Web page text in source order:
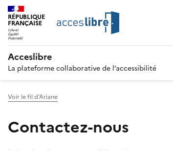
RÉPUBLIQUE
FRANÇAISE
Acceslibre
La plateforme collaborative de l’accessibilité
Voir le fil d'Ariane
Contactez-nous